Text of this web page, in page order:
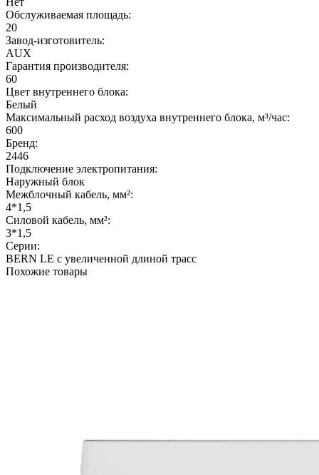
Обслуживаемая площадь:
20
Завод-изготовитель:
AUX
Гарантия производителя:
60
Цвет внутреннего блока:
Белый
Максимальный расход воздуха внутреннего блока, м³/час:
600
Бренд:
2446
Подключение электропитания:
Наружный блок
Межблочный кабель, мм²:
4*1,5
Силовой кабель, мм²:
3*1,5
Серии:
BERN LE с увеличенной длиной трасс
Похожие товары